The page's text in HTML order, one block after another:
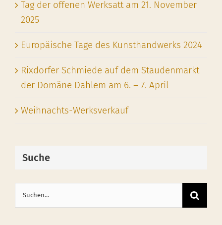
Tag der offenen Werksatt am 21. November
2025
Europäische Tage des Kunsthandwerks 2024
Rixdorfer Schmiede auf dem Staudenmarkt
der Domäne Dahlem am 6. – 7. April
Weihnachts-Werksverkauf
Suche
Suche
nach: